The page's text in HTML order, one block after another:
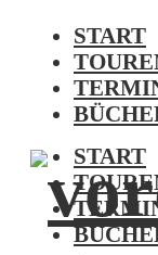
START
START